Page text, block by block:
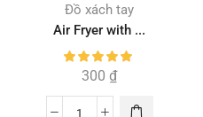
Đồ xách tay
Air Fryer with ...
300 ₫